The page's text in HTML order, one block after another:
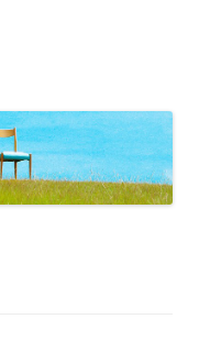
こだわりの家